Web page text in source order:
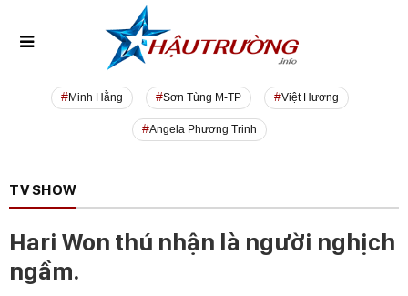
Minh Hằng Sơn Tùng M-TP Việt Hương
Angela Phương Trinh
TV SHOW
Hari Won thú nhận là người nghịch
ngầm.